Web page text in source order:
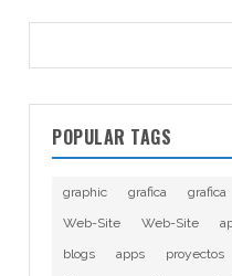
POPULAR TAGS
graphic grafica grafica
Web-Site
Web-Site
blogs
apps proyectos